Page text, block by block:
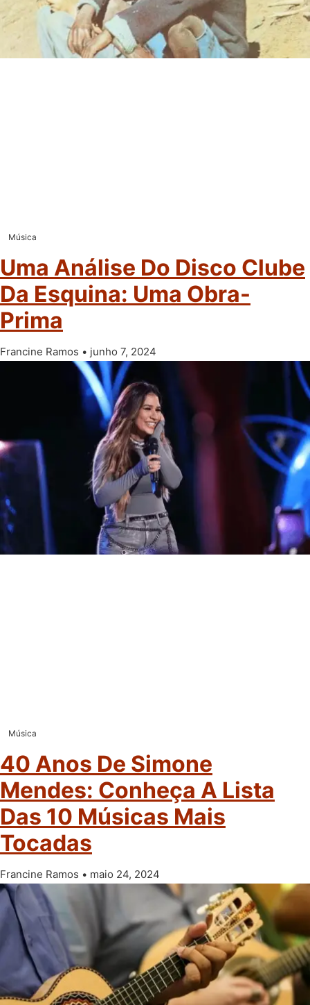
Música
Uma Análise Do Disco Clube
Da Esquina: Uma Obra-
Prima
Francine Ramos junho 7, 2024
Música
40 Anos De Simone
Mendes: Conheça A Lista
Das 10 Músicas Mais
Tocadas
Francine Ramos maio 24, 2024